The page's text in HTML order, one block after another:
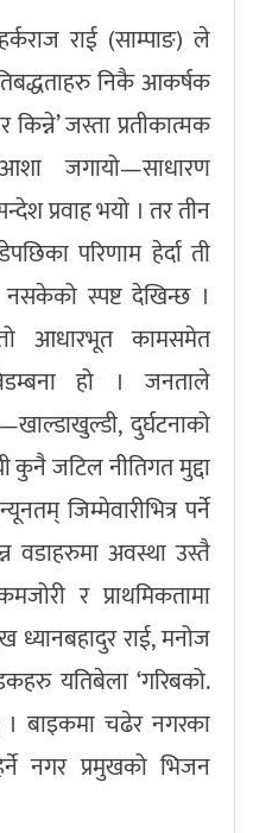
सम्पादकीय
विशेष
साहित्य
ब्लग/रिभ्यु
राई (साम्पाङ) ले
निकै आकर्षक
किन्ने’ जस्ता प्रतीकात्मक
जगायो—साधारण
प्रवाह भयो । तर तीन
परिणाम हेर्दा ती
स्पष्ट देखिन्छ ।
आधारभूत कामसमेत
हो । जनताले
दुर्घटनाको
कुनै जटिल नीतिगत मुद्दा
जिम्मेवारीभित्र पर्ने
वडाहरुमा अवस्था उस्तै
र प्राथमिकतामा
राई, मनोज
यतिबेला ‘गरिबको.
बाइकमा चढेर नगरका
नगर प्रमुखको भिजन